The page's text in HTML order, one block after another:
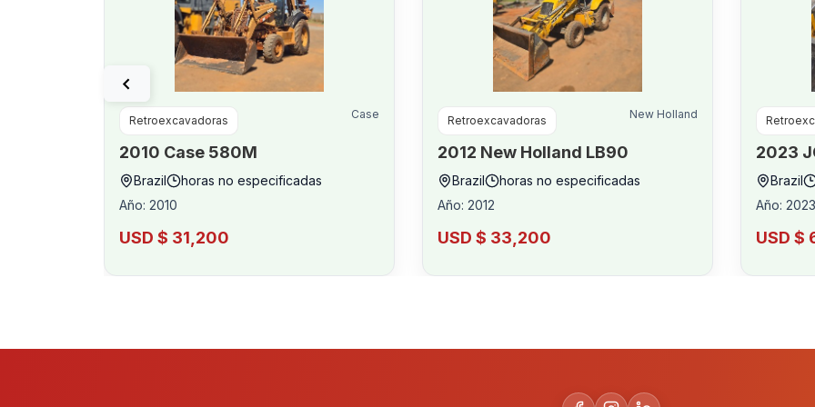
Retroexcavadoras Case
2010 Case 580M
Brazil
horas no especificadas
Año: 2010
USD $ 31,200
Retroexcavadoras New Holland
2012 New Holland LB90
Brazil
horas no especificadas
Año: 2012
USD $ 33,200
2023
Brazil
Año: 2023
USD $